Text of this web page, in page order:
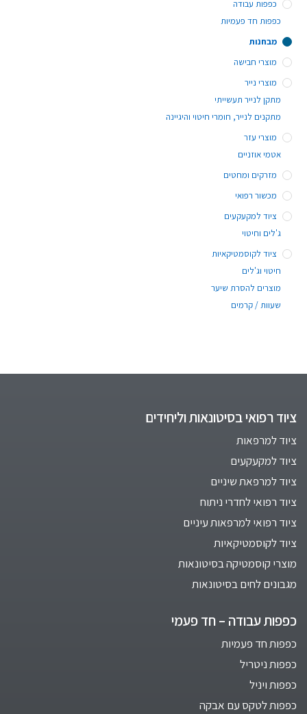
כפפות עבודה
כפפות חד פעמיות
מבחנות
מוצרי חבישה
מוצרי נייר
מתקן לנייר תעשייתי
מתקנים לנייר, חומרי חיטוי והיגיינה
מוצרי עזר
אטמי אוזניים
מזרקים ומחטים
מכשור רפואי
ציוד למקעקעים
ג'לים וחיטוי
ציוד לקוסמטיקאיות
חיטוי וג'לים
מוצרים להסרת שיער
שעוות / קרמים
ציוד רפואי בסיטונאות וליחידים
ציוד למרפאות
ציוד למקעקעים
ציוד למרפאת שיניים
ציוד רפואי לחדרי ניתוח
ציוד רפואי למרפאות עיניים
ציוד לקוסמטיקאיות
מוצרי קוסמטיקה בסיטונאות
מגבונים לחים בסיטונאות
כפפות עבודה – חד פעמי
כפפות חד פעמיות
כפפות ניטריל
כפפות ויניל
כפפות לטקס עם אבקה